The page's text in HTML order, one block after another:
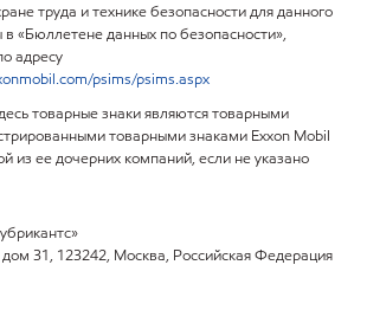
труда и технике безопасности для данного
в «Бюллетене данных по безопасности»,
адресу
psims/psims.aspx
товарные знаки являются товарными
товарными знаками Exxon Mobil
из ее дочерних компаний, если не указано
31, 123242, Москва, Российская Федерация